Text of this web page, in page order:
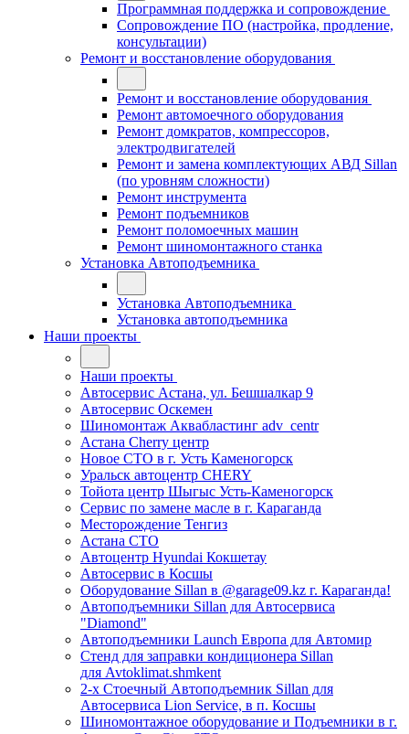
Программная поддержка и сопровождение
Сопровождение ПО (настройка, продление,
консультации)
Ремонт и восстановление оборудования
Ремонт и восстановление оборудования
Ремонт автомоечного оборудования
Ремонт домкратов, компрессоров,
электродвигателей
Ремонт и замена комплектующих АВД Sillan
(по уровням сложности)
Ремонт инструмента
Ремонт подъемников
Ремонт поломоечных машин
Ремонт шиномонтажного станка
Установка Автоподъемника
Установка Автоподъемника
Установка автоподъемника
Наши проекты
Наши проекты
Автосервис Астана, ул. Бешшалкар 9
Автосервис Оскемен
Шиномонтаж Аквабластинг adv_centr
Астана Cherry центр
Новое СТО в г. Усть Каменогорск
Уральск автоцентр CHERY
Тойота центр Шыгыс Усть-Каменогорск
Сервис по замене масле в г. Караганда
Месторождение Тенгиз
Астана СТО
Автоцентр Hyundai Кокшетау
Автосервис в Косшы
Оборудование Sillan в @garage09.kz г. Караганда!
Автоподъемники Sillan для Автосервиса
"Diamond"
Автоподъемники Launch Европа для Автомир
Стенд для заправки кондиционера Sillan
для Avtoklimat.shmkent
2-х Стоечный Автоподъемник Sillan для
Автосервиса Lion Service, в п. Косшы
Шиномонтажное оборудование и Подъемники в г.